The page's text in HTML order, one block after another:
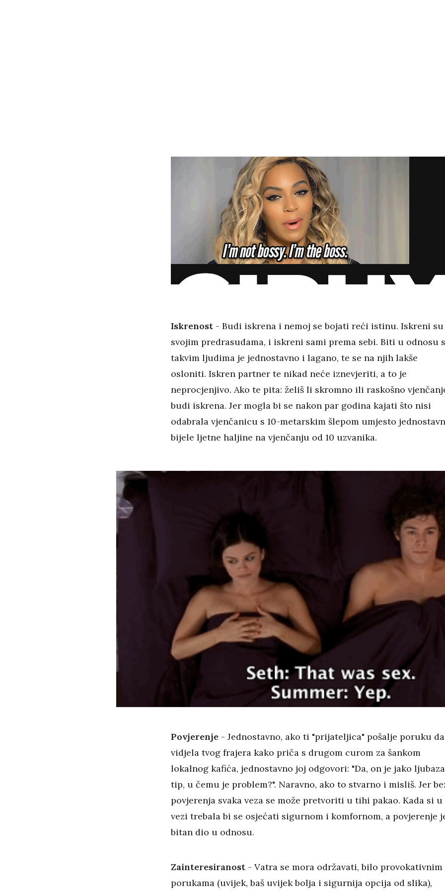
Iskrenost- Budi iskrena i nemoj se bojati reći istinu. Iskreni
svojim predrasudama, i iskreni sami prema sebi. Biti u odnosu s
takvim ljudima je jednostavno i lagano, te se na njih lakše
osloniti. Iskren partner te nikad neće iznevjeriti, a to je
neprocjenjivo. Ako te pita: želiš li skromno ili raskošno
budi iskrena. Jer mogla bi se nakon par godina kajati što nisi
odabrala vjenčanicu s 10-metarskim šlepom umjesto
bijele ljetne haljine na vjenčanju od 10 uzvanika.
Povjerenje- Jednostavno, ako ti "prijateljica" pošalje poruku
vidjela tvog frajera kako priča s drugom curom za šankom
lokalnog kafića, jednostavno joj odgovori: "Da, on je jako
tip, u čemu je problem?". Naravno, ako to stvarno i misliš. Jer
povjerenja svaka veza se može pretvoriti u tihi pakao. Kada si u
vezi trebala bi se osjećati sigurnom i komfornom, a povjerenje
bitan dio u odnosu.
Zainteresiranost- Vatra se mora održavati, bilo provokativnim
porukama (uvijek, baš uvijek bolja i sigurnija opcija od slika),